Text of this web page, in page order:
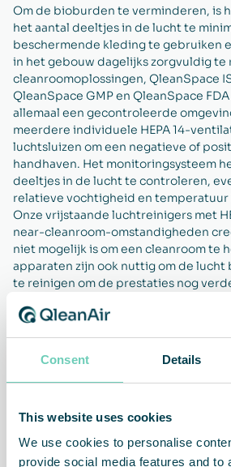
Consent Details
This website uses cookies
We use cookies to personalise
provide social media features and to
Om de bioburden te verminderen, is
het aantal deeltjes in de lucht te
beschermende kleding te gebruiken
in het gebouw dagelijks zorgvuldig te
cleanroomoplossingen, QleanSpace
QleanSpace GMP en QleanSpace
allemaal een gecontroleerde
meerdere individuele HEPA 14-
luchtsluizen om een negatieve of
handhaven. Het monitoringsysteem
deeltjes in de lucht te controleren,
relatieve vochtigheid en temperatuur
Onze vrijstaande luchtreinigers met
near-cleanroom-omstandigheden
niet mogelijk is om een cleanroom te
apparaten zijn ook nuttig om de lucht
te reinigen om de prestaties nog